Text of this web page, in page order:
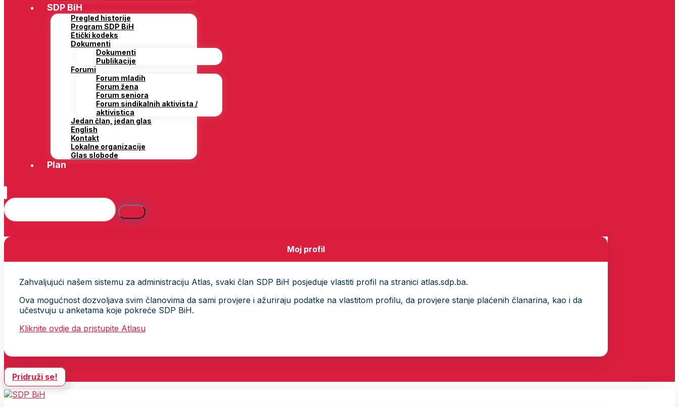
SDP BiH
Pregled historije
Program SDP BiH
Etički kodeks
Dokumenti
Dokumenti
Publikacije
Forumi
Forum mladih
Forum žena
Forum seniora
Forum sindikalnih aktivista /
aktivistica
Jedan član, jedan glas
English
Kontakt
Lokalne organizacije
Glas slobode
Plan
Moj profil
Zahvaljujući našem sistemu za administraciju Atlas, svaki član SDP BiH posjeduje vlastiti profil na stranici atlas.sdp.ba.
Ova mogućnost dozvoljava svim članovima da sami provjere i ažuriraju podatke na vlastitom profilu, da provjere stanje plaćenih članarina, kao i da
učestvuju u anketama koje pokreće SDP BiH.
Kliknite ovdje da pristupite Atlasu
Pridruži se!